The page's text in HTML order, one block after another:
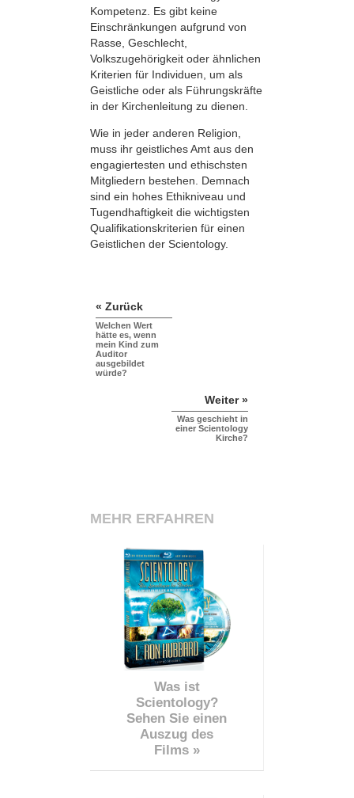
Kompetenz. Es gibt keine
Einschränkungen aufgrund von
Rasse, Geschlecht,
Volkszugehörigkeit oder ähnlichen
Kriterien für Individuen, um als
Geistliche oder als Führungskräfte
in der Kirchenleitung zu dienen.
Wie in jeder anderen Religion,
muss ihr geistliches Amt aus den
engagiertesten und ethischsten
Mitgliedern bestehen. Demnach
sind ein hohes Ethikniveau und
Tugendhaftigkeit die wichtigsten
Qualifikationskriterien für einen
Geistlichen der Scientology.
« Zurück
Welchen Wert
hätte es, wenn
mein Kind zum
Auditor
ausgebildet
würde?
Weiter »
Was geschieht in
einer Scientology
Kirche?
MEHR ERFAHREN
Was ist
Scientology?
Sehen Sie einen
Auszug des
Films »